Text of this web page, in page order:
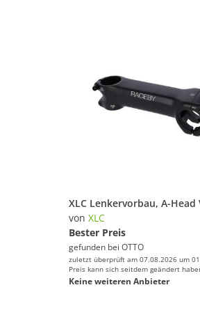
von XLC
Bester Preis
gefunden bei OTTO
zuletzt überprüft am 07.08.2026 um
Preis kann sich seitdem geändert
Keine weiteren Anbieter